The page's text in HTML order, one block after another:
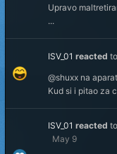
Upravo
...
ISV_01 reacted to
@shuxx na
Kud si i pitao za
ISV_01 reacted to
May 9